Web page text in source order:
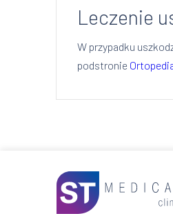
Leczenie
W przypadku
podstronie